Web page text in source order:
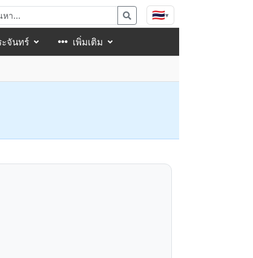
🇹🇭▾
จันทร์ เพิ่มเติม